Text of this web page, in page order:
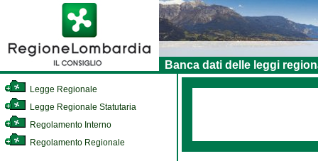
Banca dati delle leggi
Legge Regionale
Legge Regionale Statutaria
Regolamento Interno
Regolamento Regionale